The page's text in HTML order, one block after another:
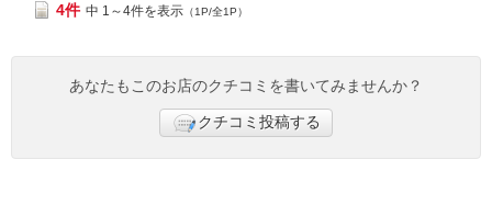
4件 中 1～4件を表示 （1P/全1P）
あなたもこのお店のクチコミを書いてみませんか？
クチコミ投稿する